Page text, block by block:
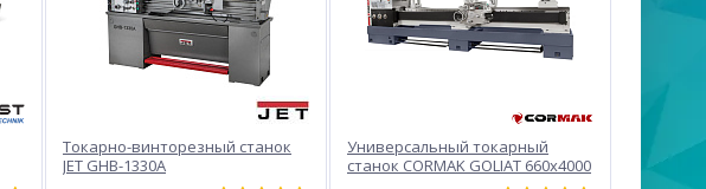
Токарно-винторезный станок
JET GHB-1330A
Универсальный токарный
станок CORMAK GOLIAT 660x4000